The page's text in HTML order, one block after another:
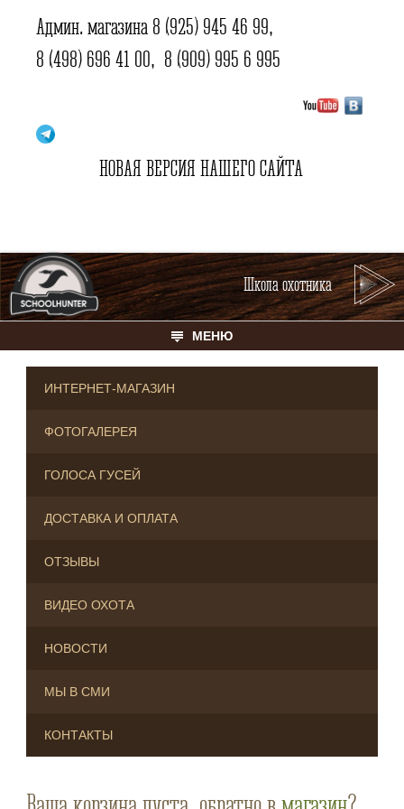
Админ. магазина 8 (925) 945 46 99,
8 (498) 696 41 00, 8 (909) 995 6 995
НОВАЯ ВЕРСИЯ НАШЕГО САЙТА
Школа охотника
МЕНЮ
ИНТЕРНЕТ-МАГАЗИН
ФОТОГАЛЕРЕЯ
ГОЛОСА ГУСЕЙ
ДОСТАВКА И ОПЛАТА
ОТЗЫВЫ
ВИДЕО ОХОТА
НОВОСТИ
МЫ В СМИ
КОНТАКТЫ